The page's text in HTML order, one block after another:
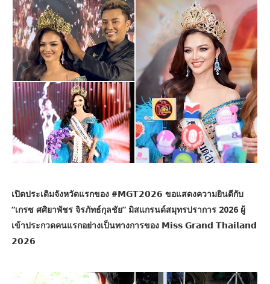
เปิดประเดิมจังหวัดแรกของ #𝗠𝗚𝗧𝟮𝟬𝟮𝟲 ขอแสดงความยินดีกับ
“เกรซ ศศิยาพัชร จิรภัทธ์กุลชัย” มิสแกรนด์สมุทรปราการ 2026 ผู้
เข้าประกวดคนแรกอย่างเป็นทางการของ 𝗠𝗶𝘀𝘀 𝗚𝗿𝗮𝗻𝗱 𝗧𝗵𝗮𝗶𝗹𝗮𝗻𝗱
𝟮𝟬𝟮𝟲